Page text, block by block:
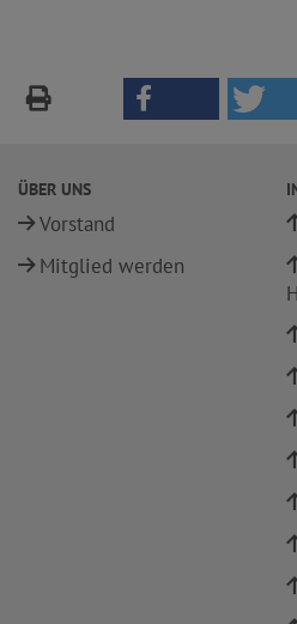
ÜBER UNS
Vorstand
Mitglied werden